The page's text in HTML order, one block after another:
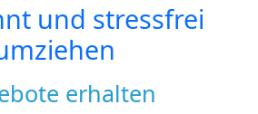
und stressfrei
erhalten